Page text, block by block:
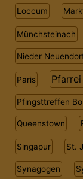
Loccum
Münchsteinach
Nieder
Paris
Pfingsttreffen
Queenstown
Singapur St.
Synagogen